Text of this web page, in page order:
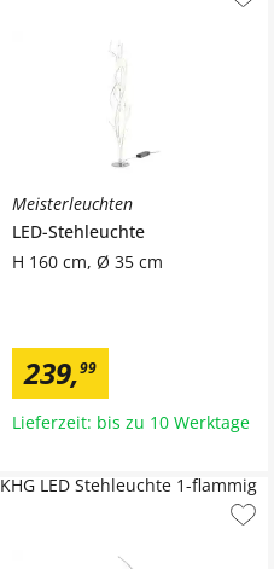
Meisterleuchten
LED-Stehleuchte
H 160 cm, Ø 35 cm
239,99
Lieferzeit: bis zu 10 Werktage
KHG LED Stehleuchte 1-flammig